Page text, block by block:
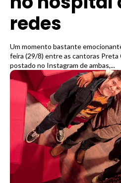
redes
Um momento bastante
feira (29/8) entre as cantoras Preta
postado no Instagram de ambas,...